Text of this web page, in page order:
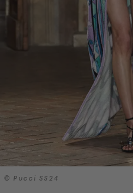
© Pucci SS24